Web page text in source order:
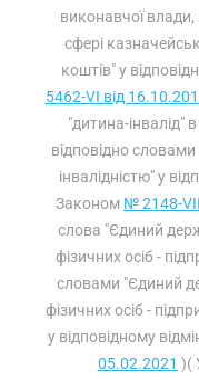
виконавчої
сфері
коштів" у
5462-VI від
"дитина-інвалід"
відповідно словами
інвалідністю" у
Законом № 2148-
слова "Єдиний
фізичних осіб -
словами "Єдиний
фізичних осіб -
у відповідному
05.02.2021 )(